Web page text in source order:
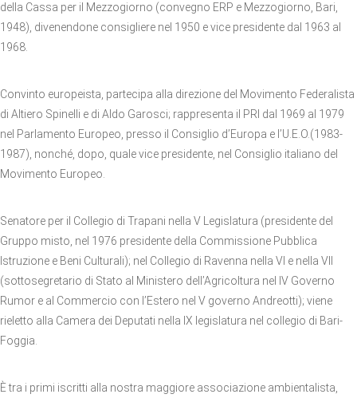
della Cassa per il Mezzogiorno (convegno ERP e Mezzogiorno, Bari,
1948), divenendone consigliere nel 1950 e vice presidente dal 1963 al
1968.
Convinto europeista, partecipa alla direzione del Movimento Federalista
di Altiero Spinelli e di Aldo Garosci; rappresenta il PRI dal 1969 al 1979
nel Parlamento Europeo, presso il Consiglio d’Europa e l’U.E.O.(1983-
1987), nonché, dopo, quale vice presidente, nel Consiglio italiano del
Movimento Europeo.
Senatore per il Collegio di Trapani nella V Legislatura (presidente del
Gruppo misto, nel 1976 presidente della Commissione Pubblica
Istruzione e Beni Culturali); nel Collegio di Ravenna nella VI e nella VII
(sottosegretario di Stato al Ministero dell’Agricoltura nel IV Governo
Rumor e al Commercio con l’Estero nel V governo Andreotti); viene
rieletto alla Camera dei Deputati nella IX legislatura nel collegio di Bari-
Foggia.
È tra i primi iscritti alla nostra maggiore associazione ambientalista,